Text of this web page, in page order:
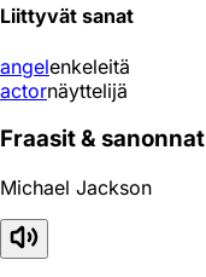
Liittyvät sanat
angelenkeleitä
actornäyttelijä
Fraasit & sanonnat
Michael Jackson